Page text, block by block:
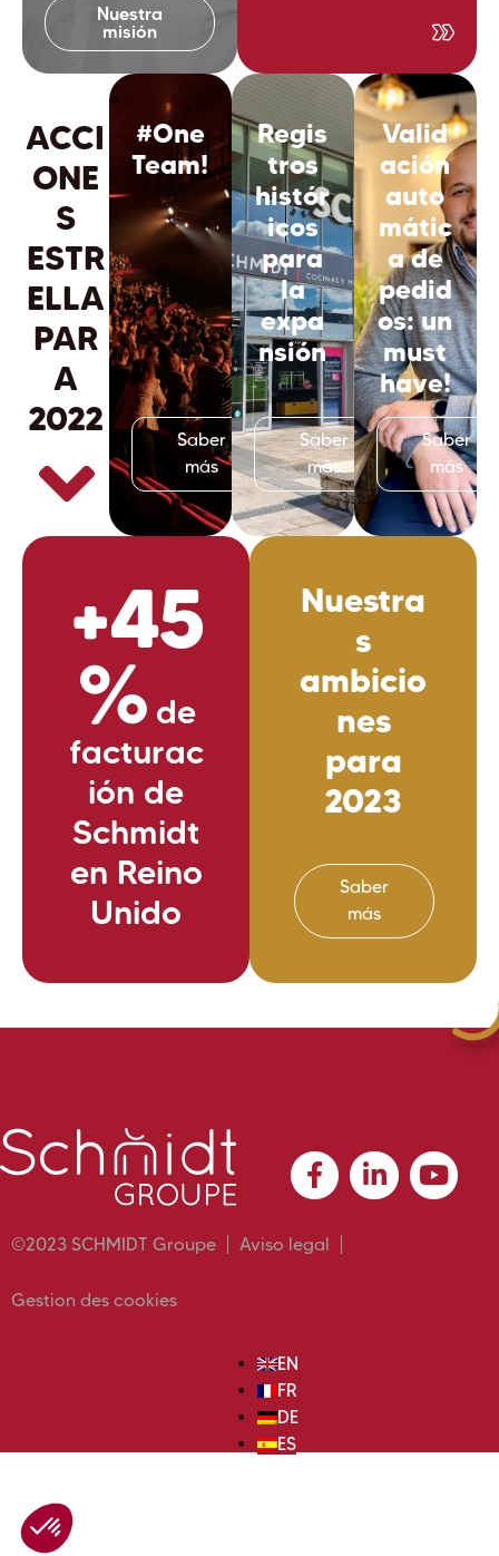
Nuestra
misión
ACCI
ONE
S
ESTR
ELLA
PAR
A
2022
#One
Team!
Saber
más
Regis
tros
histór
icos
para
la
expa
nsión
Saber
más
Valid
ación
auto
mátic
a de
pedid
os: un
must
have!
Saber
más
+45
%de
facturac
ión de
Schmidt
en Reino
Unido
Nuestra
s
ambicio
nes
para
2023
Saber
más
©2023 SCHMIDT Groupe Aviso legal
Gestion des cookies
EN
FR
DE
ES